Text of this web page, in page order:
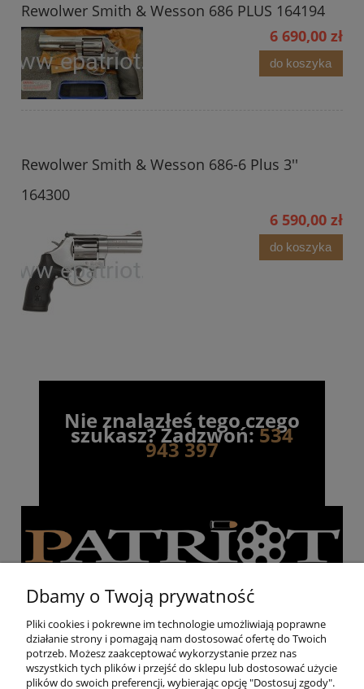
Rewolwer Smith & Wesson 686 PLUS 164194
6 690,00 zł
do koszyka
Rewolwer Smith & Wesson 686-6 Plus 3''
164300
6 590,00 zł
do koszyka
Nie znalazłeś tego czego
szukasz? Zadzwoń:534
943 397
Pomoc
Dbamy o Twoją prywatność
Pliki cookies i pokrewne im technologie umożliwiają poprawne
działanie strony i pomagają nam dostosować ofertę do Twoich
potrzeb. Możesz zaakceptować wykorzystanie przez nas
wszystkich tych plików i przejść do sklepu lub dostosować użycie
plików do swoich preferencji, wybierając opcję "Dostosuj zgody".